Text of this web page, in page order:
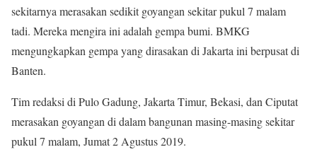
sekitarnya merasakan sedikit goyangan sekitar pukul 7 malam
tadi. Mereka mengira ini adalah gempa bumi. BMKG
mengungkapkan gempa yang dirasakan di Jakarta ini berpusat di
Banten.
Tim redaksi di Pulo Gadung, Jakarta Timur, Bekasi, dan Ciputat
merasakan goyangan di dalam bangunan masing-masing sekitar
pukul 7 malam, Jumat 2 Agustus 2019.